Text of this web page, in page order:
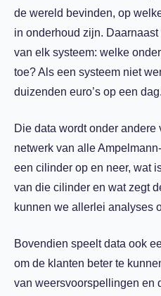
de wereld bevinden, op
in onderhoud zijn.
van elk systeem: welke
toe? Als een systeem niet
duizenden euro’s op een
Die data wordt onder
netwerk van alle
een cilinder op en neer, wat
van die cilinder en wat zegt
kunnen we allerlei analyses
Bovendien speelt data ook
om de klanten beter te
van weersvoorspellingen en